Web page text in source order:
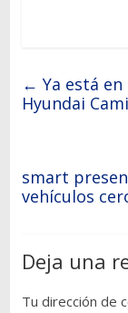
← Ya está
Hyundai
smart
vehículos
Deja una
Tu dirección de